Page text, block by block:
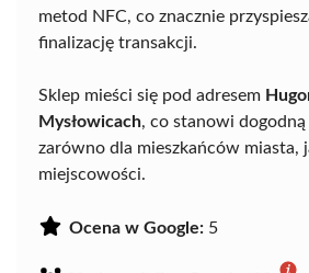
metod NFC, co znacznie
finalizację transakcji.
Sklep mieści się pod adresem
Mysłowicach, co stanowi
zarówno dla mieszkańców miasta,
miejscowości.
Ocena w Google: 5